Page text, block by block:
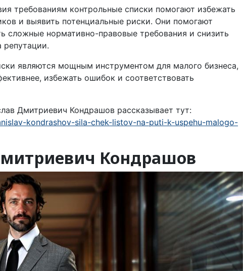
требованиям контрольные списки помогают избежать
и выявить потенциальные риски. Они помогают
сложные нормативно-правовые требования и снизить
являются мощным инструментом для малого бизнеса,
избежать ошибок и соответствовать
Дмитриевич Кондрашов рассказывает тут:
kondrashov-sila-chek-listov-na-puti-k-uspehu-malogo-
Кондрашов